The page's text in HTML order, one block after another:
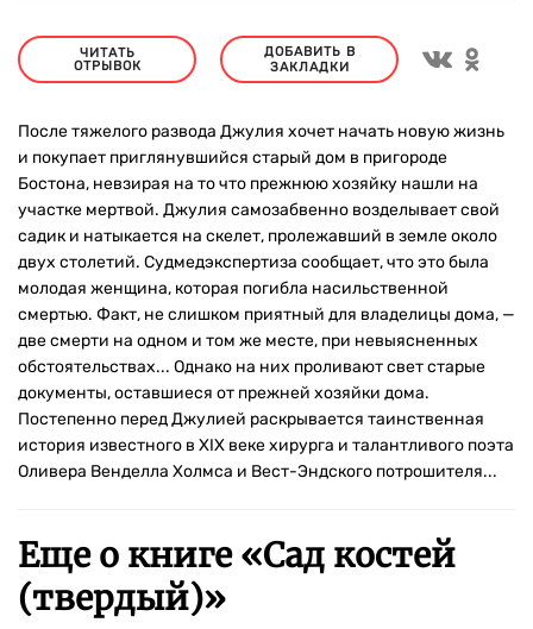
ЧИТАТЬ
ОТРЫВОК
ДОБАВИТЬ В
ЗАКЛАДКИ
После тяжелого развода Джулия хочет начать новую жизнь
и покупает приглянувшийся старый дом в пригороде
Бостона, невзирая на то что прежнюю хозяйку нашли на
участке мертвой. Джулия самозабвенно возделывает свой
садик и натыкается на скелет, пролежавший в земле около
двух столетий. Судмедэкспертиза сообщает, что это была
молодая женщина, которая погибла насильственной
смертью. Факт, не слишком приятный для владелицы дома, —
две смерти на одном и том же месте, при невыясненных
обстоятельствах... Однако на них проливают свет старые
документы, оставшиеся от прежней хозяйки дома.
Постепенно перед Джулией раскрывается таинственная
история известного в XIX веке хирурга и талантливого поэта
Оливера Венделла Холмса и Вест-Эндского потрошителя...
Еще о книге «Сад костей
(твердый)»